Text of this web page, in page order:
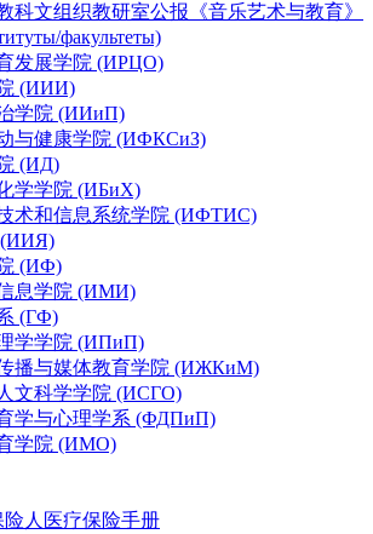
科文组织教研室公报《音乐艺术与教育》
факультеты)
发展学院 (ИРЦО)
(ИИИ)
学院 (ИИиП)
与健康学院 (ИФКСиЗ)
(ИД)
学学院 (ИБиХ)
术和信息系统学院 (ИФТИС)
(ИИЯ)
(ИФ)
息学院 (ИМИ)
(ГФ)
学学院 (ИПиП)
播与媒体教育学院 (ИЖКиМ)
文科学学院 (ИСГО)
学与心理学系 (ФДПиП)
学院 (ИМО)
人医疗保险手册